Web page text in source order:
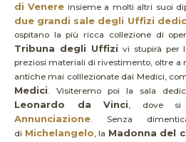
di Venere insieme a molti altri suoi
due grandi sale degli Uffizi
ospitano la più ricca collezione di
Tribuna degli Uffizi vi stupirà per
preziosi materiali di rivestimento, oltre a
antiche mai colllezionate dai Medici,
Medici. Visiteremo poi la sala
Leonardo da Vinci, dove si
Annunciazione. Senza
di Michelangelo, la Madonna del